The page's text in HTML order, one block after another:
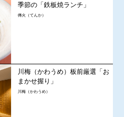
季節の「鉄板焼ランチ」
傳火（てんか）
川梅（かわうめ）板前厳選「お
まかせ握り」
川梅（かわうめ）